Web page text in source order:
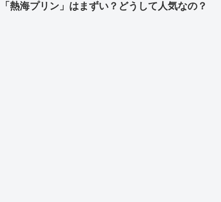
「熱海プリン」はまずい？どうして人気なの？